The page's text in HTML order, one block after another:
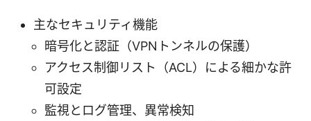
主なセキュリティ機能
暗号化と認証（VPNトンネルの保護）
アクセス制御リスト（ACL）による細かな許
可設定
監視とログ管理、異常検知